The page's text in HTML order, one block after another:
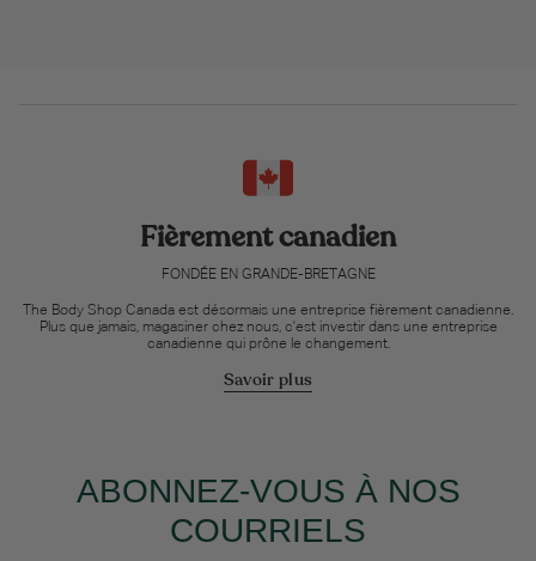
Fièrement canadien
FONDÉE EN GRANDE-BRETAGNE
The Body Shop Canada est désormais une entreprise fièrement canadienne.
Plus que jamais, magasiner chez nous, c'est investir dans une entreprise
canadienne qui prône le changement.
Savoir plus
ABONNEZ-VOUS À NOS
COURRIELS